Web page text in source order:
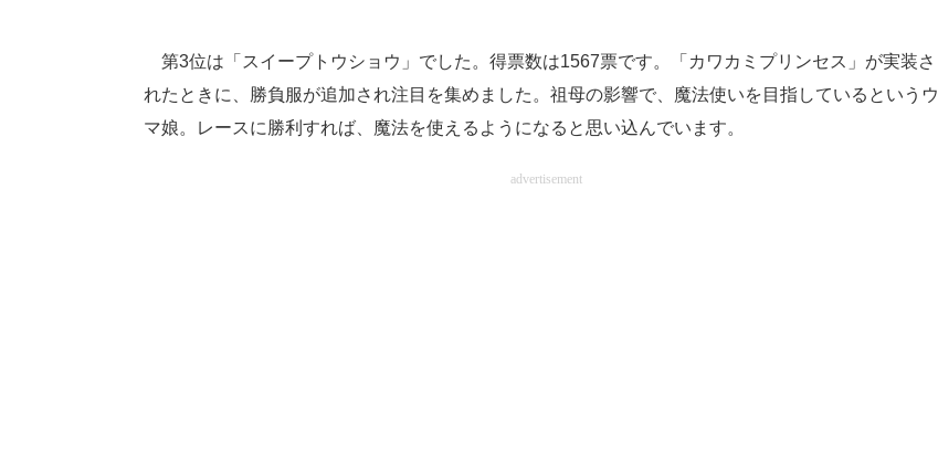
第3位は「スイープトウショウ」でした。得票数は1567票です。「カワカミプリンセス」が実装さ
れたときに、勝負服が追加され注目を集めました。祖母の影響で、魔法使いを目指しているというウ
マ娘。レースに勝利すれば、魔法を使えるようになると思い込んでいます。
advertisement